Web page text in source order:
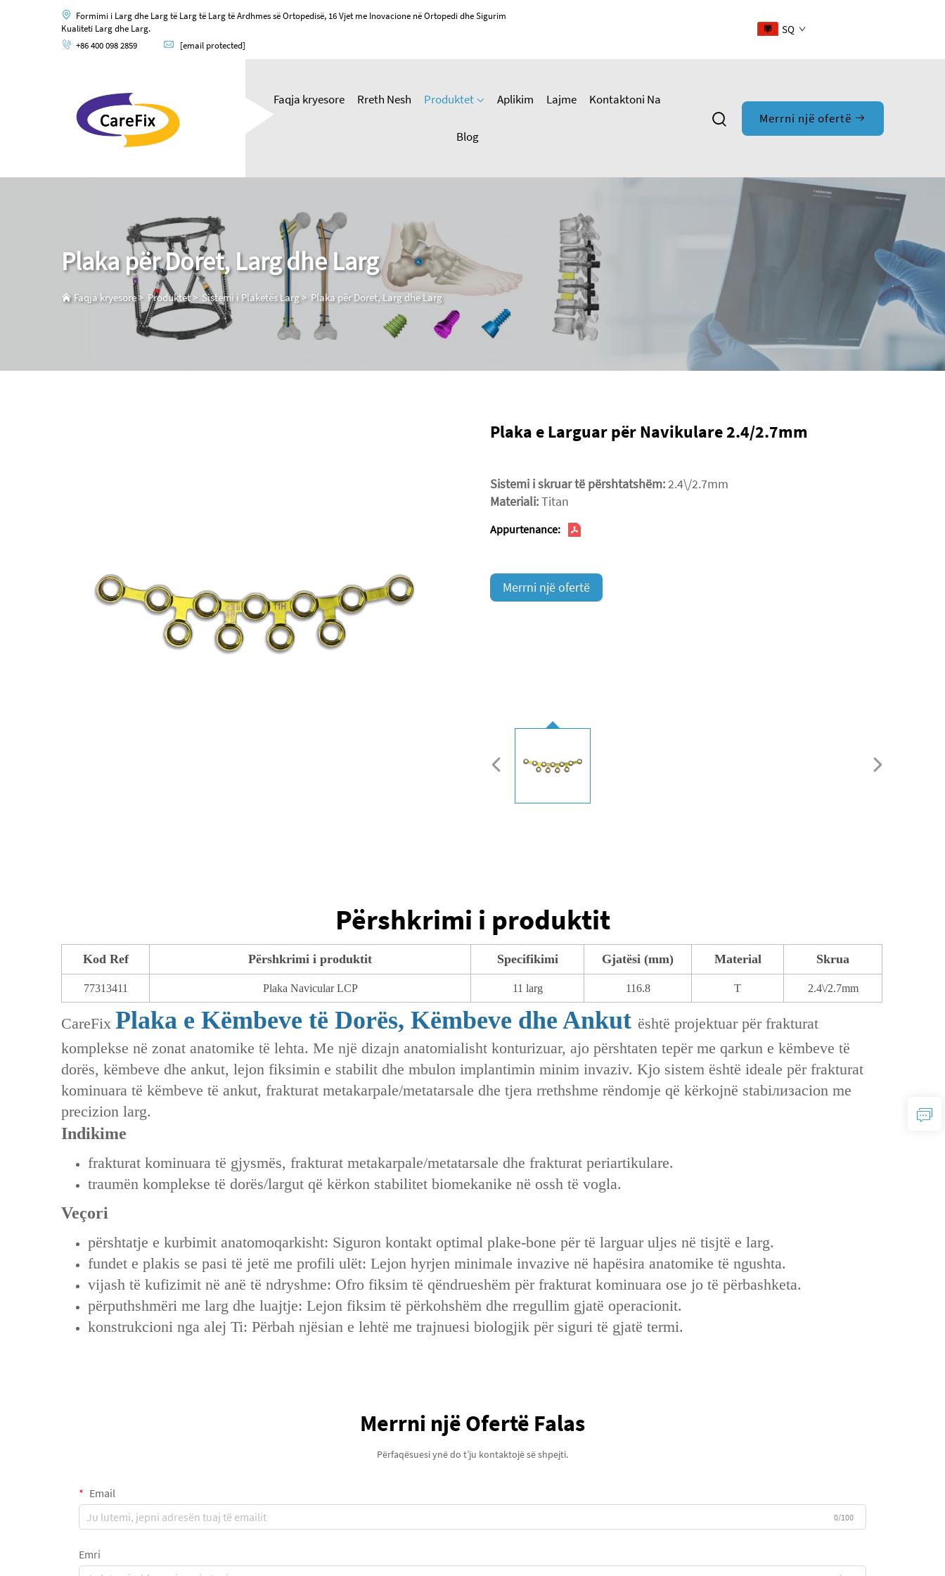
Formimi i Larg dhe Larg të Larg të Larg të Ardhmes së Ortopedisë, 16 Vjet me Inovacione në Ortopedi dhe Sigurim
Kualiteti Larg dhe Larg.
+86 400 098 2859
[email protected]
SQ
Faqja kryesore Rreth Nesh Produktet Aplikim Lajme Kontaktoni Na
Blog
Merrni një ofertë
Plaka për Doret, Larg dhe Larg
Faqja kryesore> Produktet> Sistemi i Plaketës Larg> Plaka për Doret, Larg dhe Larg
Plaka e Larguar për Navikulare 2.4/2.7mm
Sistemi i skruar të përshtatshëm:2.4\/2.7mm
Materiali:Titan
Appurtenance:
Merrni një ofertë
Përshkrimi i produktit
Kod Ref Përshkrimi i produktit Specifikimi Gjatësi (mm) Material Skrua
77313411 Plaka Navicular LCP 11 larg 116.8 T 2.4\/2.7mm
CareFix Plaka e Këmbeve të Dorës, Këmbeve dhe Ankut është projektuar për frakturat
komplekse në zonat anatomike të lehta. Me një dizajn anatomialisht konturizuar, ajo përshtaten tepër me qarkun e këmbeve të
dorës, këmbeve dhe ankut, lejon fiksimin e stabilit dhe mbulon implantimin minim invaziv. Kjo sistem është ideale për frakturat
kominuara të këmbeve të ankut, frakturat metakarpale/metatarsale dhe tjera rrethshme rëndomje që kërkojnë stabiлизacion me
precizion larg.
Indikime
frakturat kominuara të gjysmës, frakturat metakarpale/metatarsale dhe frakturat periartikulare.
traumën komplekse të dorës/largut që kërkon stabilitet biomekanike në ossh të vogla.
Veçori
përshtatje e kurbimit anatomoqarkisht: Siguron kontakt optimal plake-bone për të larguar uljes në tisjtë e larg.
fundet e plakis se pasi të jetë me profili ulët: Lejon hyrjen minimale invazive në hapësira anatomike të ngushta.
vijash të kufizimit në anë të ndryshme: Ofro fiksim të qëndrueshëm për frakturat kominuara ose jo të përbashketa.
përputhshmëri me larg dhe luajtje: Lejon fiksim të përkohshëm dhe rregullim gjatë operacionit.
konstrukcioni nga alej Ti: Përbah njësian e lehtë me trajnuesi biologjik për siguri të gjatë termi.
Merrni një Ofertë Falas
Përfaqësuesi ynë do t’ju kontaktojë së shpejti.
Email
0/100
Emri